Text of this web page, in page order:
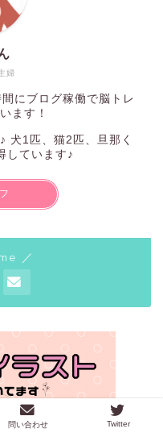
婦
にブログ稼働で脳トレ
ます！
犬1匹、猫2匹、旦那く
しています♪
／
問い合わせ Twitter